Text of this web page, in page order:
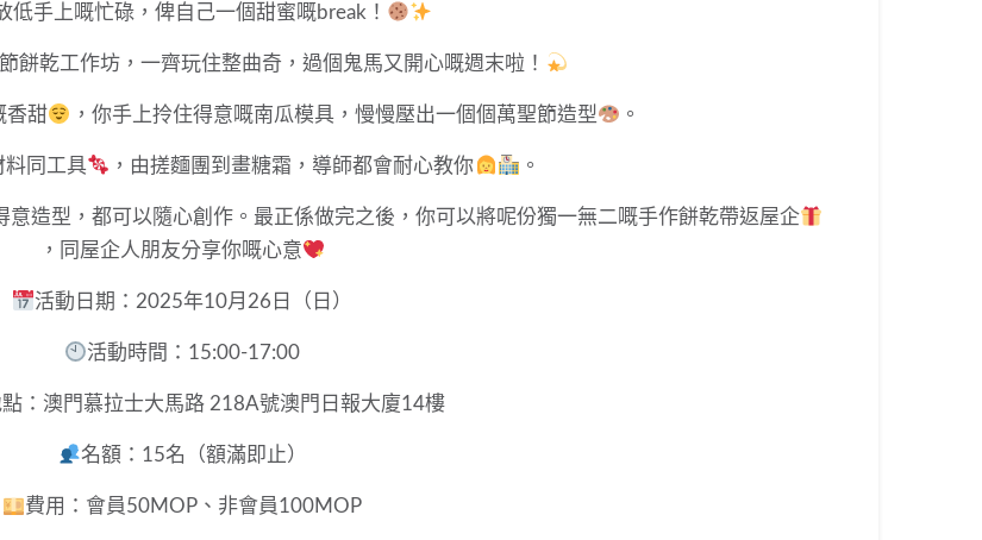
低手上嘅忙碌，俾自己一個甜蜜嘅break！
餅乾工作坊，一齊玩住整曲奇，過個鬼馬又開心嘅週末啦！
香甜 ，你手上拎住得意嘅南瓜模具，慢慢壓出一個個萬聖節造型 。
料同工具 ，由搓麵團到畫糖霜，導師都會耐心教你 。
意造型，都可以隨心創作。最正係做完之後，你可以將呢份獨一無二嘅手作餅乾帶返屋企
，同屋企人朋友分享你嘅心意
活動日期：2025年10月26日（日）
活動時間：15:00-17:00
：澳門慕拉士大馬路 218A號澳門日報大廈14樓
名額：15名（額滿即止）
費用：會員50MOP、非會員100MOP